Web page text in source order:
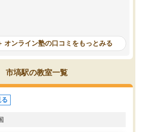
管理ができない人に
分もあるのではない
元数が可視化されるので
しながら意欲的に取り組
常に効果を実感している
すめできる塾です。
オンライン塾の口コミをもっとみる
市塙駅の教室一覧